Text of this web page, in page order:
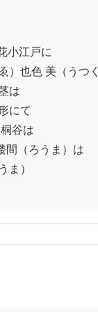
小江戸に
）也色 美（うつ
は
にて
谷は
間（ろうま）は
ま）